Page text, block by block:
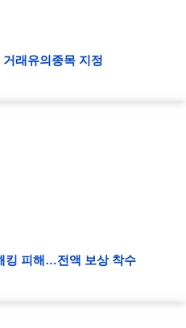
래유의종목 지정
킹 피해…전액 보상 착수